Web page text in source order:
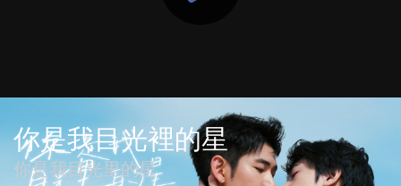
你是我目光裡的星
你是我目光里的星